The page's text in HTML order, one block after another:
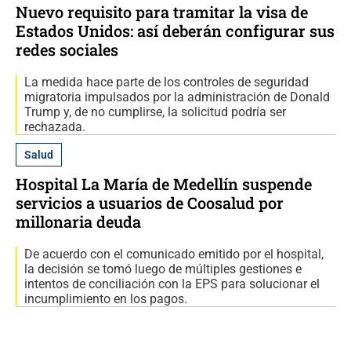
Nuevo requisito para tramitar la visa de
Estados Unidos: así deberán configurar sus
redes sociales
La medida hace parte de los controles de seguridad
migratoria impulsados por la administración de Donald
Trump y, de no cumplirse, la solicitud podría ser
rechazada.
Salud
Hospital La María de Medellín suspende
servicios a usuarios de Coosalud por
millonaria deuda
De acuerdo con el comunicado emitido por el hospital,
la decisión se tomó luego de múltiples gestiones e
intentos de conciliación con la EPS para solucionar el
incumplimiento en los pagos.